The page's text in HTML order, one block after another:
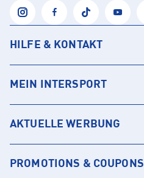
HILFE & KONTAKT
MEIN INTERSPORT
AKTUELLE WERBUNG
PROMOTIONS & COUPONS